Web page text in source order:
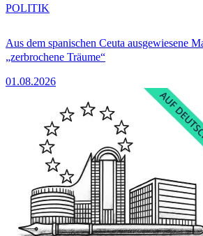
Aus dem spanischen Ceuta ausgewiesene
„zerbrochene Träume“
01.08.2026
POLITIK